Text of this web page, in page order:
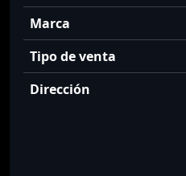
Marca
Tipo de venta
Dirección